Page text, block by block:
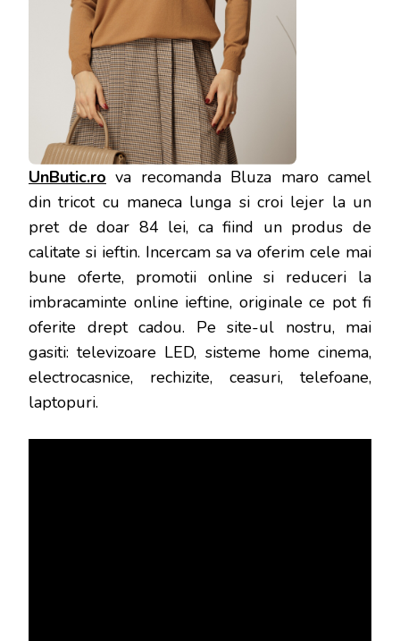
UnButic.ro va recomanda Bluza maro camel
din tricot cu maneca lunga si croi lejer la un
pret de doar 84 lei, ca fiind un produs de
calitate si ieftin. Incercam sa va oferim cele mai
bune oferte, promotii online si reduceri la
imbracaminte online ieftine, originale ce pot fi
oferite drept cadou. Pe site-ul nostru, mai
gasiti: televizoare LED, sisteme home cinema,
electrocasnice, rechizite, ceasuri, telefoane,
laptopuri.